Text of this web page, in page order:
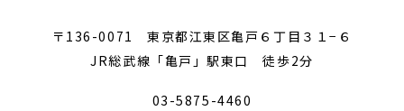
〒136-0071 東京都江東区亀戸６丁目３１−６
JR総武線「亀戸」駅東口 徒歩2分
03-5875-4460